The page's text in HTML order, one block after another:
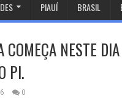
PIAUÍ BRASIL
COMEÇA NESTE
PI.
0